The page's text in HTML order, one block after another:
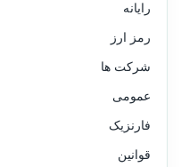
رایانه
رمز ارز
شرکت ها
عمومی
فارنزیک
قوانین